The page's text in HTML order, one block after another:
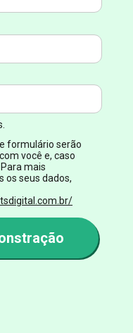
formulário serão
você e, caso
mais
os seus dados,